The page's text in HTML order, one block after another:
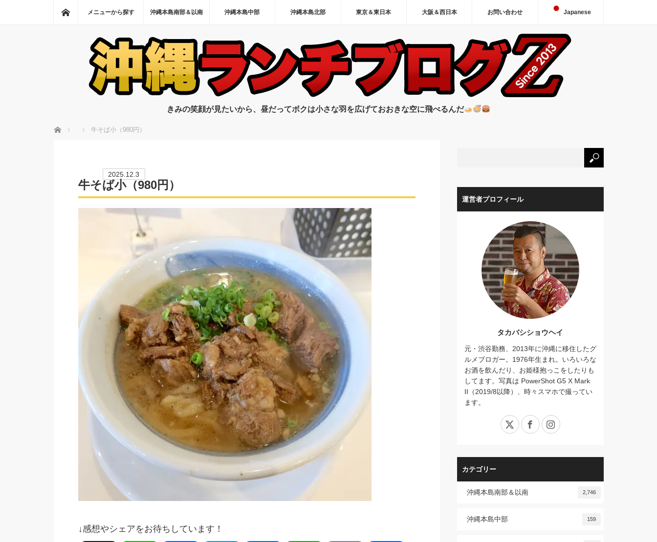
ホーム
メニューから探す 沖縄本島南部＆以南 沖縄本島中部 沖縄本島北部 東京＆東日本 大阪＆西日本 お問い合わせ Japanese
きみの笑顔が見たいから、昼だってボクは小さな羽を広げておおきな空に飛べるんだ
ホーム 牛そば小（980円）
2025.12.3
牛そば小（980円）
↓感想やシェアをお待ちしています！
運営者プロフィール
タカバシショウヘイ
元・渋谷勤務、2013年に沖縄に移住したグ
ルメブロガー。1976年生まれ。いろいろな
お酒を飲んだり、お姫様抱っこをしたりも
してます。写真は PowerShot G5 X Mark
II（2019/8以降）、時々スマホで撮ってい
ます。
X FacebookInstagram
カテゴリー
沖縄本島南部＆以南 2,746
沖縄本島中部 159